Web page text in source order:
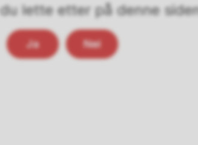
lette etter på denne
Ja Nei